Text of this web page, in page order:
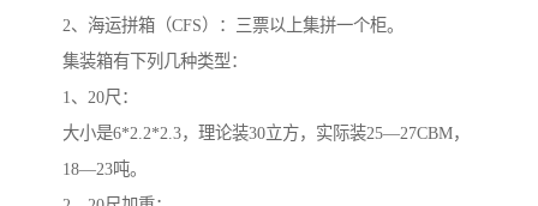
2、海运拼箱（CFS）：三票以上集拼一个柜。
集装箱有下列几种类型：
1、20尺：
大小是6*2.2*2.3，理论装30立方，实际装25—27CBM，
18—23吨。